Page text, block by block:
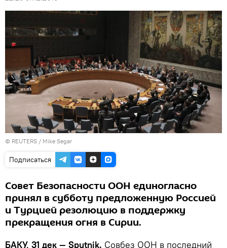
© REUTERS / Mike Segar
Подписаться
Совет Безопасности ООН единогласно
принял в субботу предложенную Россией
и Турцией резолюцию в поддержку
прекращения огня в Сирии.
БАКУ, 31 дек — Sputnik. Совбез ООН в последний